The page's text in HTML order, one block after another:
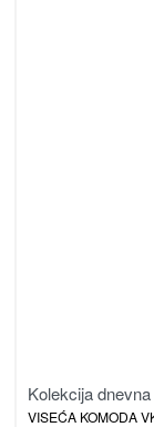
Kolekcija
VISEĆA KOMODA